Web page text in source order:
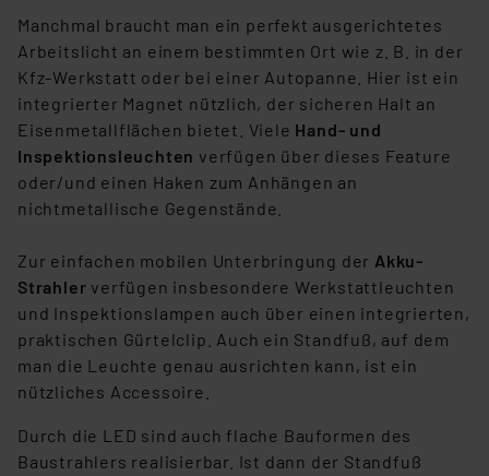
Manchmal braucht man ein perfekt ausgerichtetes
Arbeitslicht an einem bestimmten Ort wie z. B. in der
Kfz-Werkstatt oder bei einer Autopanne. Hier ist ein
integrierter Magnet nützlich, der sicheren Halt an
Eisenmetallflächen bietet. Viele Hand- und
Inspektionsleuchten verfügen über dieses Feature
oder/und einen Haken zum Anhängen an
nichtmetallische Gegenstände.
Zur einfachen mobilen Unterbringung der Akku-
Strahler verfügen insbesondere Werkstattleuchten
und Inspektionslampen auch über einen integrierten,
praktischen Gürtelclip. Auch ein Standfuß, auf dem
man die Leuchte genau ausrichten kann, ist ein
nützliches Accessoire.
Durch die LED sind auch flache Bauformen des
Baustrahlers realisierbar. Ist dann der Standfuß